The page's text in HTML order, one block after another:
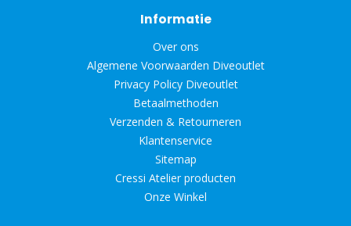
Informatie
Over ons
Algemene Voorwaarden Diveoutlet
Privacy Policy Diveoutlet
Betaalmethoden
Verzenden & Retourneren
Klantenservice
Sitemap
Cressi Atelier producten
Onze Winkel